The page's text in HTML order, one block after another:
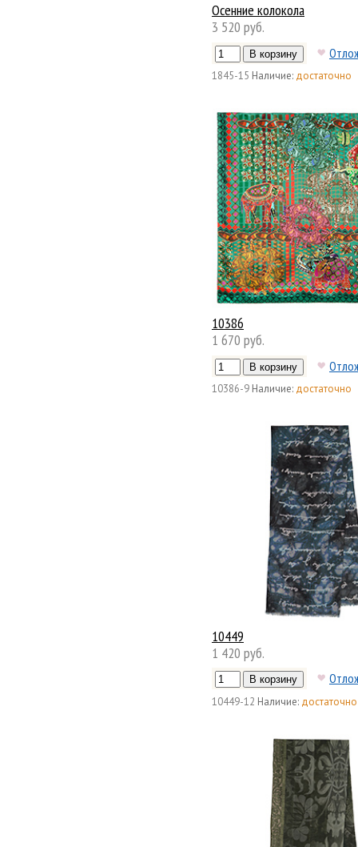
Осенние колокола
3 520 руб.
1845-15 Наличие: достаточно
10386
1 670 руб.
10386-9 Наличие: достаточно
10449
1 420 руб.
10449-12 Наличие: достаточно